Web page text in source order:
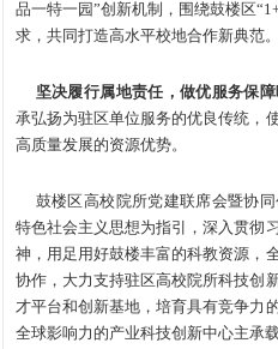
品一特一园”创新机制，围绕鼓楼区
求，共同打造高水平校地合作新典范。
坚决履行属地责任，做优服务保障
承弘扬为驻区单位服务的优良传统，
高质量发展的资源优势。
鼓楼区高校院所党建联席会暨协同
特色社会主义思想为指引，深入贯彻
神，用足用好鼓楼丰富的科教资源，
协作，大力支持驻区高校院所科技创
才平台和创新基地，培育具有竞争力
全球影响力的产业科技创新中心主承